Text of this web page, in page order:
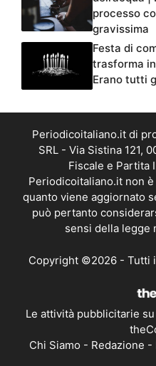
processo
gravissima
Festa di
trasforma in
Erano tutti
Periodicoitaliano.it di
SRL - Via Sistina 121,
Fiscale e Partita
Periodicoitaliano.it non
quanto viene aggiornato
può pertanto
sensi della legge
Copyright ©2026 - Tutti
Le attività pubblicitarie
Chi Siamo - Redazione -